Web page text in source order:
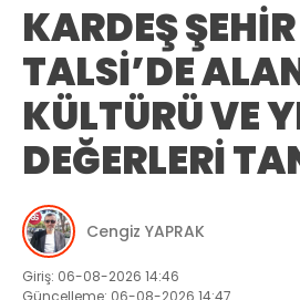
KARDEŞ ŞEHİR
TALSİ’DE
KÜLTÜRÜ VE
DEĞERLERİ
Cengiz YAPRAK
Giriş: 06-08-2026 14:46